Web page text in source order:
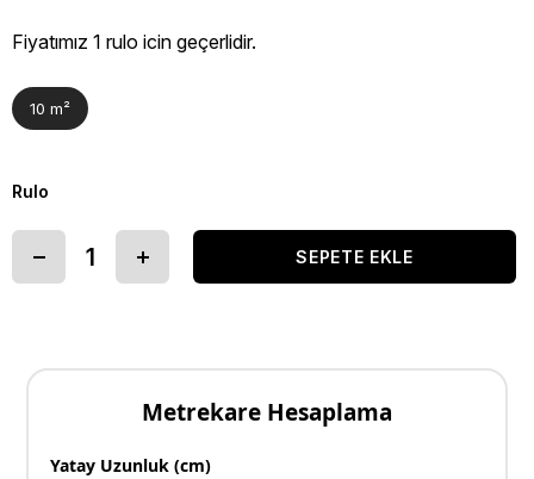
Fiyatımız 1 rulo icin geçerlidir.
10 m²
Rulo
Metrekare Hesaplama
Yatay Uzunluk (cm)